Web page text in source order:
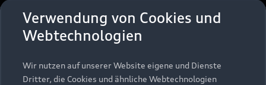
Alle Modelle
Elektromodelle
Kaufen & leasen
Neuwagensuche
Verwendung von Cookies und
Webtechnologien
Wir nutzen auf unserer Website eigene und Dienste
Dritter, die Cookies und ähnliche Webtechnologien